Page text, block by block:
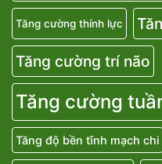
Tăng cường thính lực
Tăng cường trí não
Tăng cường
Tăng độ bền tĩnh mạch chi